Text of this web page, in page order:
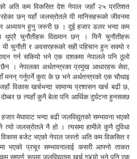
अति कम विकसित देश नेपाल जहाँ २५ प्रतिशत
छन् यहाँ जलस्रोतले यी मानिसहरूको जीवनमा
अध्ययन हुनु जरुरी छ । दुई हजार डलर भन्दा कम
थुप्रै चुनौतीहरू विद्यमान छन् । यिनै चुनौतीहरू
चुनौती र अवसरहरूको सही पहिचान हुन सक्यो र
गर्न सकियो भने एक दशकमा नेपालले पनि ठूलो
। नेपालका अर्थतन्त्रका प्रमुख आधारहरू सेवा,
मनन् गर्नुपर्ने कुरा के छ भने अर्थतन्त्रको एक चौथाइ
विकास खर्चभन्दा सामान्य प्रशासन खर्च बढी छ,
दोब्बर छ त्यहाँ कुनै बेला पनि आर्थिक दुर्घटना हुनसक्छ
मेघावाट भन्दा बढी जलविद्युतको सम्भावना भएको
जलस्रोतले नै हो । त्यसमा हामीले कुनै दुविधा
बजेट भएको नेपाल जस्तो अति कम विकसित र
भएको प्रचूर सम्भावनालाई कसरी आफ्नो ताकत
सम्पूर्ण रूपमा जलविद्युतमा खर्च ग¥यो भने पनि एक